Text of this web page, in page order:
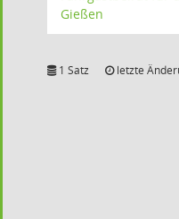
Gießen
1 Satz letzte